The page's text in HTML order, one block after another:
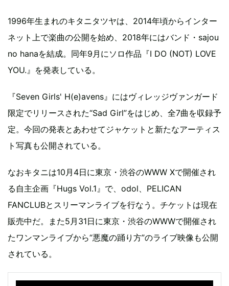
1996年生まれのキタニタツヤは、2014年頃からインター
ネット上で楽曲の公開を始め、2018年にはバンド・sajou
no hanaを結成。同年9月にソロ作品『I DO (NOT) LOVE
YOU.』を発表している。
『Seven Girls' H(e)avens』にはヴィレッジヴァンガード
限定でリリースされた“Sad Girl”をはじめ、全7曲を収録予
定。今回の発表とあわせてジャケットと新たなアーティス
ト写真も公開されている。
なおキタニは10月4日に東京・渋谷のWWW Xで開催され
る自主企画『Hugs Vol.1』で、odol、PELICAN
FANCLUBとスリーマンライブを行なう。チケットは現在
販売中だ。また5月31日に東京・渋谷のWWWで開催され
たワンマンライブから“悪魔の踊り方”のライブ映像も公開
されている。